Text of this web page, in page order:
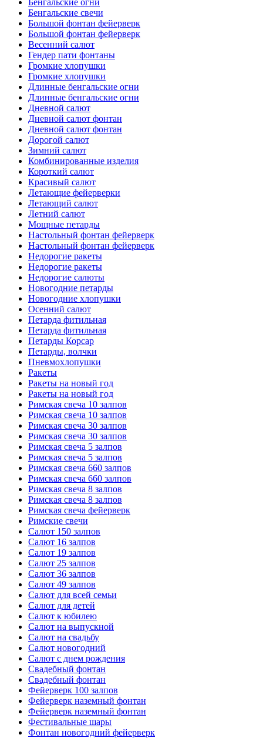
Бенгальские огни
Бенгальские свечи
Большой фонтан фейерверк
Большой фонтан фейерверк
Весенний салют
Гендер пати фонтаны
Громкие хлопушки
Громкие хлопушки
Длинные бенгальские огни
Длинные бенгальские огни
Дневной салют
Дневной салют фонтан
Дневной салют фонтан
Дорогой салют
Зимний салют
Комбинированные изделия
Короткий салют
Красивый салют
Летающие фейерверки
Летающий салют
Летний салют
Мощные петарды
Настольный фонтан фейерверк
Настольный фонтан фейерверк
Недорогие ракеты
Недорогие ракеты
Недорогие салюты
Новогодние петарды
Новогодние хлопушки
Осенний салют
Петарда фитильная
Петарда фитильная
Петарды Корсар
Петарды, волчки
Пневмохлопушки
Ракеты
Ракеты на новый год
Ракеты на новый год
Римская свеча 10 залпов
Римская свеча 10 залпов
Римская свеча 30 залпов
Римская свеча 30 залпов
Римская свеча 5 залпов
Римская свеча 5 залпов
Римская свеча 660 залпов
Римская свеча 660 залпов
Римская свеча 8 залпов
Римская свеча 8 залпов
Римская свеча фейерверк
Римские свечи
Салют 150 залпов
Салют 16 залпов
Салют 19 залпов
Салют 25 залпов
Салют 36 залпов
Салют 49 залпов
Салют для всей семьи
Салют для детей
Салют к юбилею
Салют на выпускной
Салют на свадьбу
Салют новогодний
Салют с днем рождения
Свадебный фонтан
Свадебный фонтан
Фейерверк 100 залпов
Фейерверк наземный фонтан
Фейерверк наземный фонтан
Фестивальные шары
Фонтан новогодний фейерверк